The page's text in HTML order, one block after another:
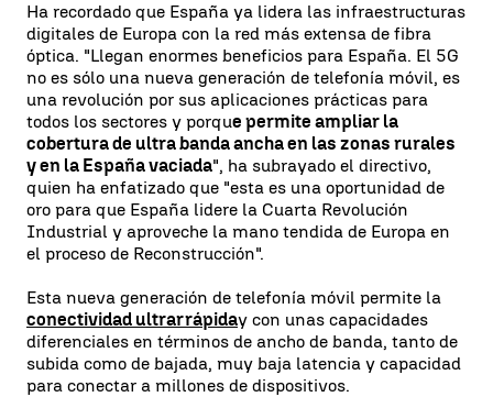
Ha recordado que España ya lidera las infraestructuras
digitales de Europa con la red más extensa de fibra
óptica. "Llegan enormes beneficios para España. El 5G
no es sólo una nueva generación de telefonía móvil, es
una revolución por sus aplicaciones prácticas para
todos los sectores y porque permite ampliar la
cobertura de ultra banda ancha en las zonas rurales
y en la España vaciada", ha subrayado el directivo,
quien ha enfatizado que "esta es una oportunidad de
oro para que España lidere la Cuarta Revolución
Industrial y aproveche la mano tendida de Europa en
el proceso de Reconstrucción".
Esta nueva generación de telefonía móvil permite la
conectividad ultrarrápiday con unas capacidades
diferenciales en términos de ancho de banda, tanto de
subida como de bajada, muy baja latencia y capacidad
para conectar a millones de dispositivos.